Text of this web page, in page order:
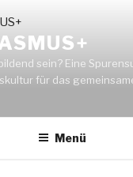
sein? Eine
für das
Menü